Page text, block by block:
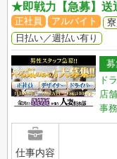
★即戦力【急募】送
正社員 アルバイト
日払い／週払い有り
ド
店
事
仕事内容